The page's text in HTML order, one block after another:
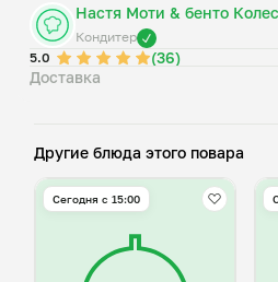
творожный сыр, сливочное масло,
2. Молочный ломтик: какао-
молоко, сода, растительное
белый шоколад, сливочное
Настя Моти & бенто
Кондитер
5.0
(36)
Доставка
Другие блюда этого повара
Сегодня с 15:00